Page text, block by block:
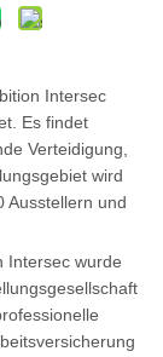
Intersec
Es findet
Verteidigung,
wird
Ausstellern und
Intersec wurde